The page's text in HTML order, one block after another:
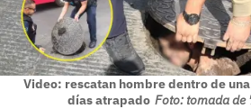
Video: rescatan hombre dentro de
días atrapado Foto: tomada de